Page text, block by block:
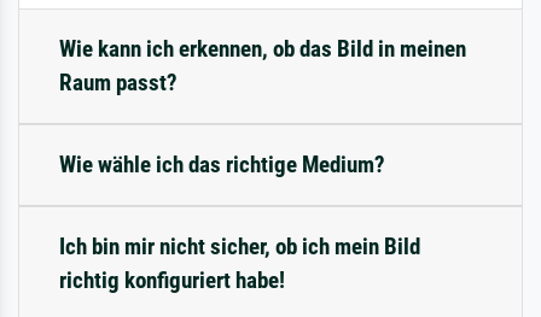
Wie kann ich erkennen, ob das Bild in meinen
Raum passt?
Wie wähle ich das richtige Medium?
Ich bin mir nicht sicher, ob ich mein Bild
richtig konfiguriert habe!